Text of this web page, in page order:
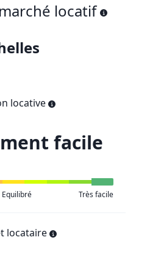
locatif
locative
facile
Equilibré Très facile
locataire